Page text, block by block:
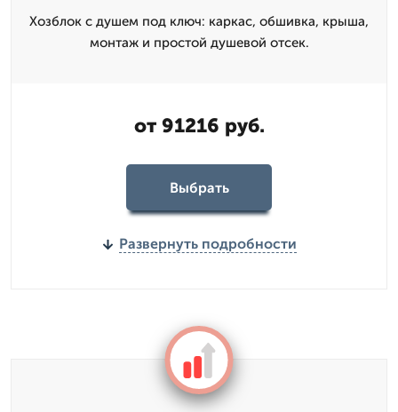
Хозблок с душем под ключ: каркас, обшивка, крыша,
монтаж и простой душевой отсек.
от 91216 руб.
Выбрать
Развернуть подробности